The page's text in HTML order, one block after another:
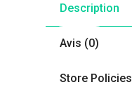
Description
Avis (0)
Store Policies